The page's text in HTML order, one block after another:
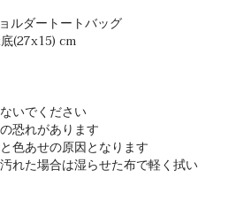
ルダートートバッグ
(27x15) cm
いでください
恐れがあります
色あせの原因となります
れた場合は湿らせた布で軽く拭い